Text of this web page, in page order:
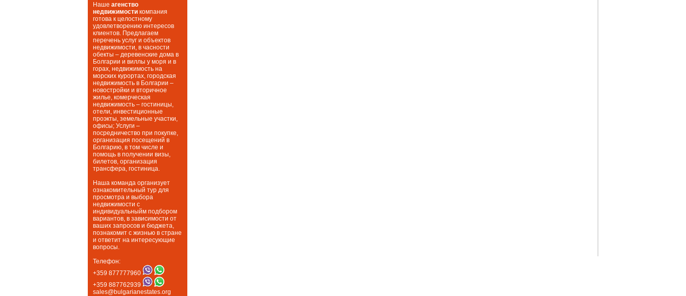
Наше агенство
недвижимости компания
готова к целостному
удовлетворению интересов
клиентов. Предлагаем
перечень услуг и объектов
недвижимости, в часности
обекты – деревенские дома в
Болгарии и виллы у моря и в
горах, недвижимость на
морских курортах, городская
недвижимость в Болгарии –
новостройки и вторичное
жилье, комерческая
недвижимость – гостиницы,
отели, инвестиционные
проэкты, земельные участки,
офисы; Услуги –
посредничество при покупке,
организация посещений в
Болгарию, в том числе и
помощь в получении визы,
билетов, организация
трансфера, гостиница.
Наша команда организует
ознакомительный тур для
просмотра и выбора
недвижимости с
индивидуальныйм подбором
вариантов, в зависимости от
ваших запросов и бюджета,
познакомит с жизнью в стране
и ответит на интересующие
вопросы.
Телефон:
+359 877777960
+359 887762939
sales@bulgarianestates.org